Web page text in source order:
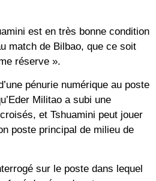
est en très bonne condition
match de Bilbao, que ce soit
réserve ».
pénurie numérique au poste
Militao a subi une
et Tshuamini peut jouer
poste principal de milieu de
sur le poste dans lequel